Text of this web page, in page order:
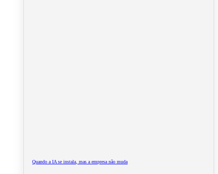
Quando a IA se instala, mas a empresa não muda